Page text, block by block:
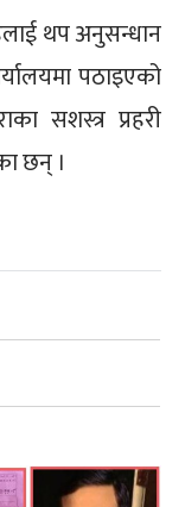
थप अनुसन्धान
पठाइएको
सशस्त्र प्रहरी
छन् ।